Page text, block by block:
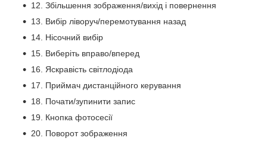
12. Збільшення зображення/вихід і повернення
13. Вибір ліворуч/перемотування назад
14. Нісочний вибір
15. Виберіть вправо/вперед
16. Яскравість світлодіода
17. Приймач дистанційного керування
18. Почати/зупинити запис
19. Кнопка фотосесії
20. Поворот зображення